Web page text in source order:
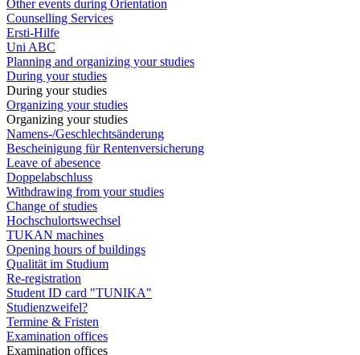
Other events during Orientation
Counselling Services
Ersti-Hilfe
Uni ABC
Planning and organizing your studies
During your studies
During your studies
Organizing your studies
Organizing your studies
Namens-/Geschlechtsänderung
Bescheinigung für Rentenversicherung
Leave of abesence
Doppelabschluss
Withdrawing from your studies
Change of studies
Hochschulortswechsel
TUKAN machines
Opening hours of buildings
Qualität im Studium
Re-registration
Student ID card "TUNIKA"
Studienzweifel?
Termine & Fristen
Examination offices
Examination offices